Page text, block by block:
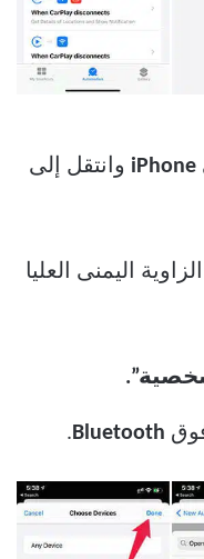
iPhone وانتقل إلى
اليمنى العليا
Bluetooth
.